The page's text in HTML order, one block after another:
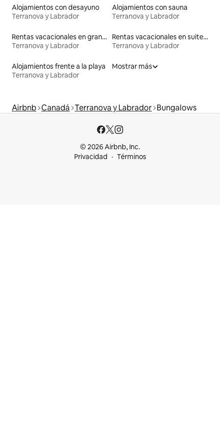
Alojamientos con desayuno
Terranova y Labrador
Alojamientos con sauna
Terranova y Labrador
Rentas vacacionales en graneros
Terranova y Labrador
Rentas vacacionales en suites privadas
Terranova y Labrador
Alojamientos frente a la playa
Terranova y Labrador
Mostrar más
Airbnb Canadá Terranova y Labrador Bungalows
© 2026 Airbnb, Inc.
Privacidad
Términos